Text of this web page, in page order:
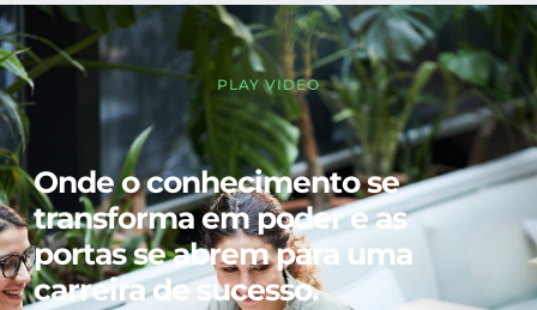
PLAY VIDEO
Onde o conhecimento se
transforma em poder e as
portas se abrem para uma
carreira de sucesso.